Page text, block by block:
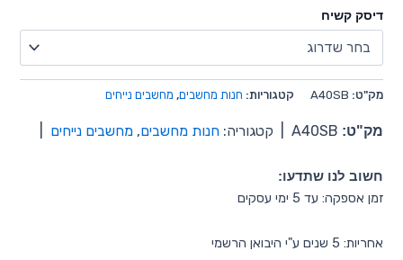
דיסק קשיח
מק"ט: A40SB קטגוריות: חנות מחשבים, מחשבים נייחים
מק"ט: קטגוריה:חנות מחשבים,מחשבים נייחים
חשוב לנו שתדעו:
זמן אספקה: עד 5 ימי עסקים
אחריות: 5 שנים ע"י היבואן הרשמי